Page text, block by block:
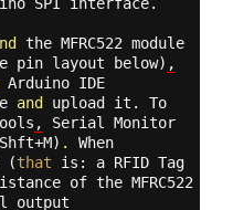
the MFRC522 module
pin layout below) ,
Arduino IDE
and upload it.
To
, Serial
Monitor
) .
When
(that is: a RFID Tag
of the MFRC522
output